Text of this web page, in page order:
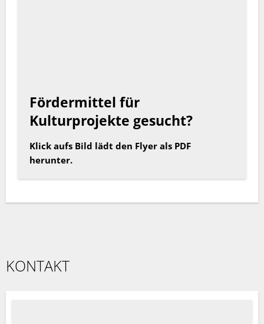
Fördermittel für
Kulturprojekte gesucht?
Klick aufs Bild lädt den Flyer als PDF
herunter.
KONTAKT